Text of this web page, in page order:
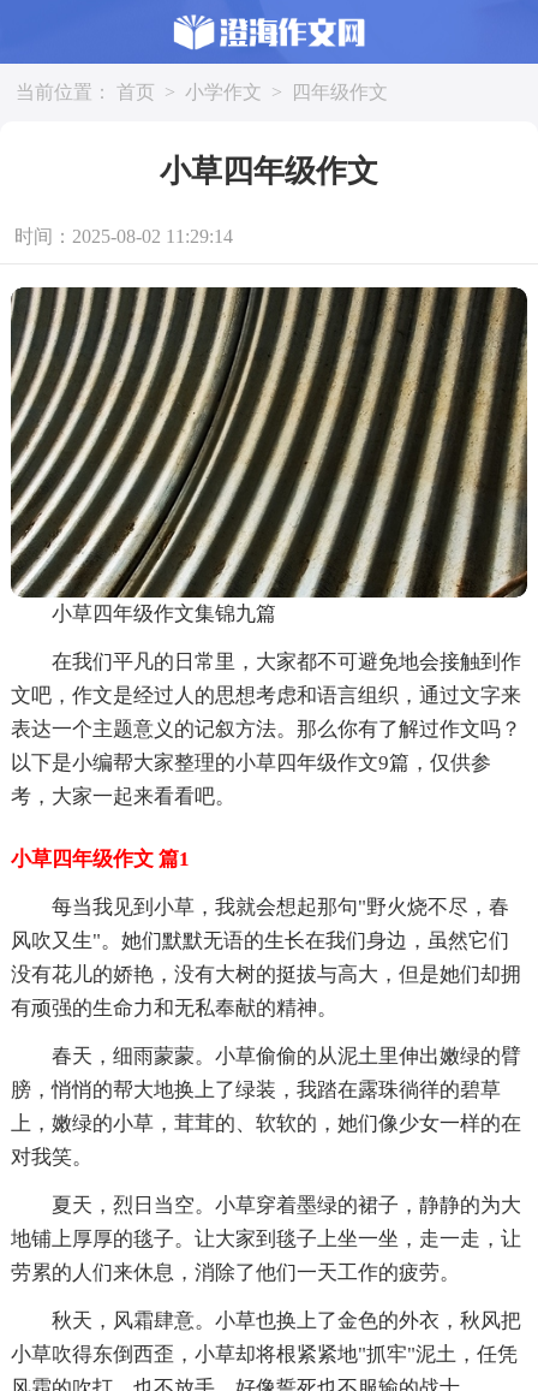
当前位置： 首页 > 小学作文 > 四年级作文
小草四年级作文
时间：2025-08-02 11:29:14
小草四年级作文集锦九篇
在我们平凡的日常里，大家都不可避免地会接触到作
文吧，作文是经过人的思想考虑和语言组织，通过文字来
表达一个主题意义的记叙方法。那么你有了解过作文吗？
以下是小编帮大家整理的小草四年级作文9篇，仅供参
考，大家一起来看看吧。
小草四年级作文 篇1
每当我见到小草，我就会想起那句"野火烧不尽，春
风吹又生"。她们默默无语的生长在我们身边，虽然它们
没有花儿的娇艳，没有大树的挺拔与高大，但是她们却拥
有顽强的生命力和无私奉献的精神。
春天，细雨蒙蒙。小草偷偷的从泥土里伸出嫩绿的臂
膀，悄悄的帮大地换上了绿装，我踏在露珠徜徉的碧草
上，嫩绿的小草，茸茸的、软软的，她们像少女一样的在
对我笑。
夏天，烈日当空。小草穿着墨绿的裙子，静静的为大
地铺上厚厚的毯子。让大家到毯子上坐一坐，走一走，让
劳累的人们来休息，消除了他们一天工作的疲劳。
秋天，风霜肆意。小草也换上了金色的外衣，秋风把
小草吹得东倒西歪，小草却将根紧紧地"抓牢"泥土，任凭